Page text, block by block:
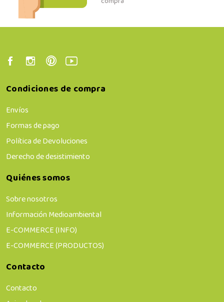
Condiciones de compra
Envíos
Formas de pago
Política de Devoluciones
Derecho de desistimiento
Quiénes somos
Sobre nosotros
Información Medioambiental
E-COMMERCE (INFO)
E-COMMERCE (PRODUCTOS)
Contacto
Contacto